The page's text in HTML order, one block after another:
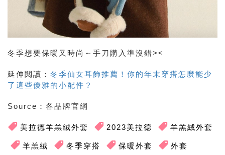
冬季想要保暖又時尚～手刀購入準沒錯><
延伸閱讀： 冬季仙女耳飾推薦！你的年末穿搭怎麼能少
了這些優雅的小配件？
Source ：各品牌官網
美拉德羊羔絨外套 2023美拉德 羊羔絨外套
羊羔絨 冬季穿搭 保暖外套 外套